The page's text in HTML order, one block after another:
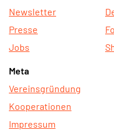
Newsletter
Presse
Jobs
Meta
Vereinsgründung
Kooperationen
Impressum